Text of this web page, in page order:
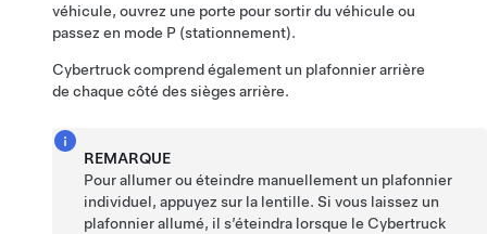
véhicule, ouvrez une porte pour sortir du véhicule ou
passez en mode P (stationnement).
Cybertruckcomprend également un plafonnier arrière
de chaque côté des sièges arrière.
REMARQUE
Pour allumer ou éteindre manuellement un plafonnier
individuel, appuyez sur la lentille. Si vous laissez un
plafonnier allumé, il s’éteindra lorsque le Cybertruck